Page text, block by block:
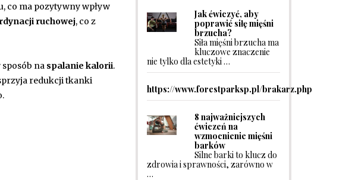
co ma pozytywny wpływ
ruchowej, co z
na spalanie kalorii.
redukcji tkanki
Jak ćwiczyć, aby
poprawić siłę mięśni
brzucha?
Siła mięśni brzucha ma
kluczowe znaczenie
nie tylko dla estetyki …
https://www.forestparksp.pl/brakarz.php
8 najważniejszych
ćwiczeń na
wzmocnienie mięśni
barków
Silne barki to klucz do
zdrowia i sprawności, zarówno w
…